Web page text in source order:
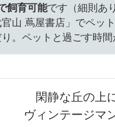
飼育可能です（細則あ
官山 蔦屋書店」でペッ
。ペットと過ごす時間
閑静な丘の上
ヴィンテージマ